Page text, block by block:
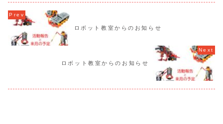
ロボット教室からのお知らせ
ロボット教室からのお知らせ